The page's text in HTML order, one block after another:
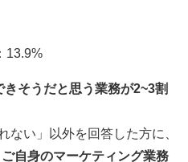
13.9%
そうだと思う業務が2~3割
い」以外を回答した方に、
自身のマーケティング業務